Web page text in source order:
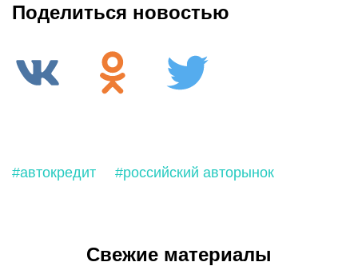
Поделиться новостью
#автокредит #российский авторынок
Свежие материалы